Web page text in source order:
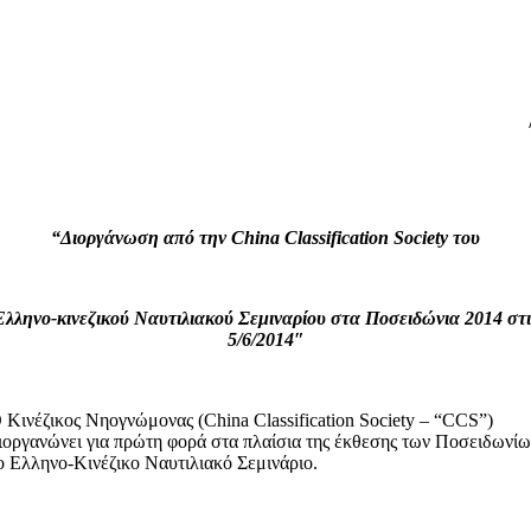
“Διοργάνωση από τηνChina Classification Society του
κινεζικού Ναυτιλιακού Σεμιναρίου στα Ποσειδώνια 2014
5/6/2014″
Κινέζικος Νηογνώμονας (China Classification Society – “CCS”)
για πρώτη φορά στα πλαίσια της έκθεσης των
Ελληνο-Κινέζικο Ναυτιλιακό Σεμινάριο.